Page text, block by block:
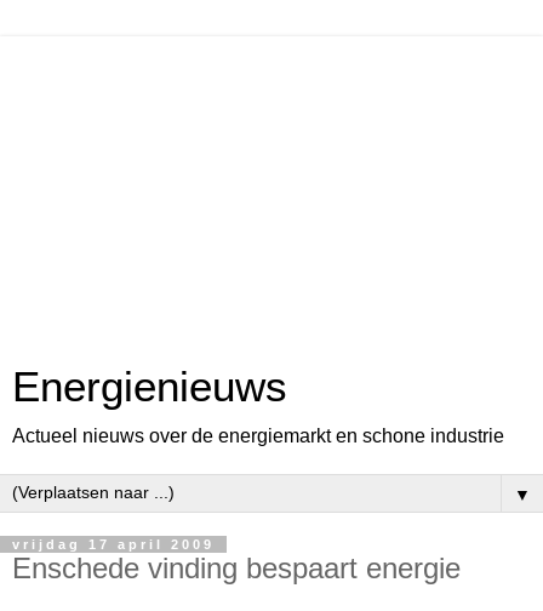
Energienieuws
Actueel nieuws over de energiemarkt en schone industrie
▼
vrijdag 17 april 2009
Enschede vinding bespaart energie